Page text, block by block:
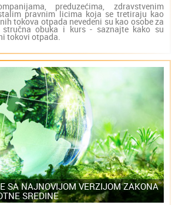
preduzećima, zdravstvenim
pravnim licima koja se tretiraju kao
tokova otpada nevedeni su kao osobe za
obuka i kurs - saznajte kako su
tokovi otpada.
SA NAJNOVIJOM VERZIJOM ZAKONA
SREDINE